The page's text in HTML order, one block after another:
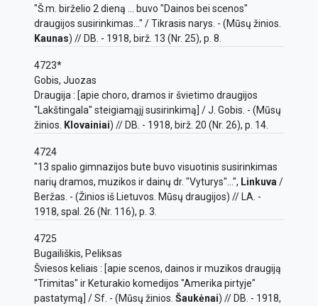
"Š.m. birželio 2 dieną ... buvo "Dainos bei scenos"
draugijos susirinkimas..." / Tikrasis narys. - (Mūsų žinios.
Kaunas) // DB. - 1918, birž. 13 (Nr. 25), p. 8.
4723*
Gobis, Juozas
Draugija : [apie choro, dramos ir švietimo draugijos
"Lakštingala" steigiamąjį susirinkimą] / J. Gobis. - (Mūsų
žinios. Klovainiai) // DB. - 1918, birž. 20 (Nr. 26), p. 14.
4724
"13 spalio gimnazijos bute buvo visuotinis susirinkimas
narių dramos, muzikos ir dainų dr. "Vyturys"...", Linkuva /
Beržas. - (Žinios iš Lietuvos. Mūsų draugijos) // LA. -
1918, spal. 26 (Nr. 116), p. 3.
4725
Bugailiškis, Peliksas
Šviesos keliais : [apie scenos, dainos ir muzikos draugiją
"Trimitas" ir Keturakio komedijos "Amerika pirtyje"
pastatymą] / Sf. - (Mūsų žinios. Šaukėnai) // DB. - 1918,